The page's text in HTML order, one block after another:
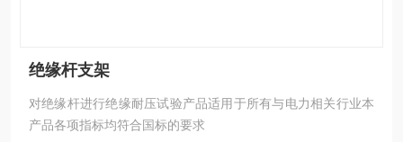
绝缘杆支架
对绝缘杆进行绝缘耐压试验产品适用于所有与电力相关行业本
产品各项指标均符合国标的要求